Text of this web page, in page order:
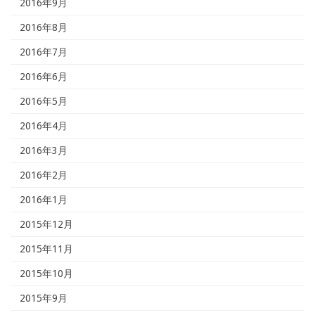
2016年9月
2016年8月
2016年7月
2016年6月
2016年5月
2016年4月
2016年3月
2016年2月
2016年1月
2015年12月
2015年11月
2015年10月
2015年9月